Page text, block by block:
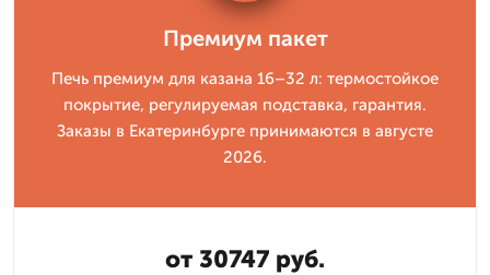
Премиум пакет
Печь премиум для казана 16–32 л: термостойкое
покрытие, регулируемая подставка, гарантия.
Заказы в Екатеринбурге принимаются в августе
2026.
от 30747 руб.